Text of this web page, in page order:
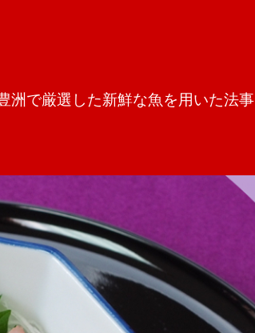
洲で厳選した新鮮な魚を用いた法事